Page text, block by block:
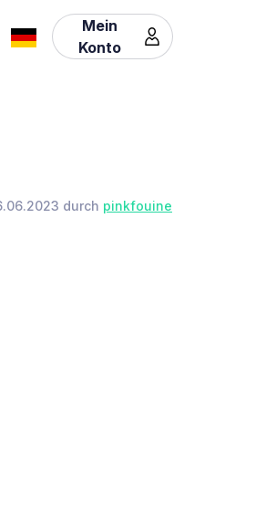
Mein
Konto
durch pinkfouine